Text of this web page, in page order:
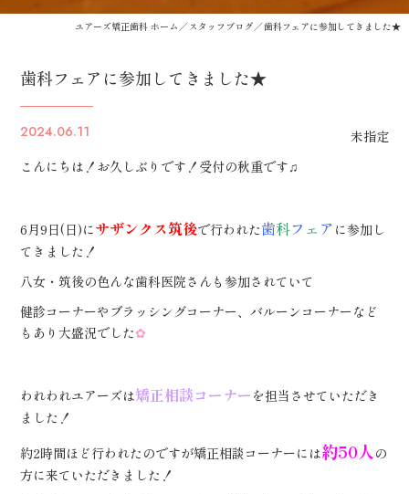
ユアーズ矯正歯科 ホーム スタッフブログ 歯科フェアに参加してきました★
歯科フェアに参加してきました★
2024.06.11
未指定
こんにちは！お久しぶりです！受付の秋重です♫
6月9日(日)にサザンクス筑後で行われた歯科フ ェ ア に参加し
てきました！
八女・筑後の色んな歯科医院さんも参加されていて
健診コーナーやブラッシングコーナー、バルーンコーナーなど
もあり大盛況でした✿
われわれユアーズは矯正相談コーナー を担当させていただき
ました！
約2時間ほど行われたのですが矯正相談コーナーには約50人の
方に来ていただきました！